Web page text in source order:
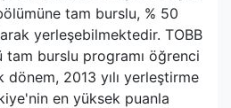
tam burslu, % 50
yerleşebilmektedir. TOBB
tam burslu programı öğrenci
dönem, 2013 yılı yerleştirme
en yüksek puanla